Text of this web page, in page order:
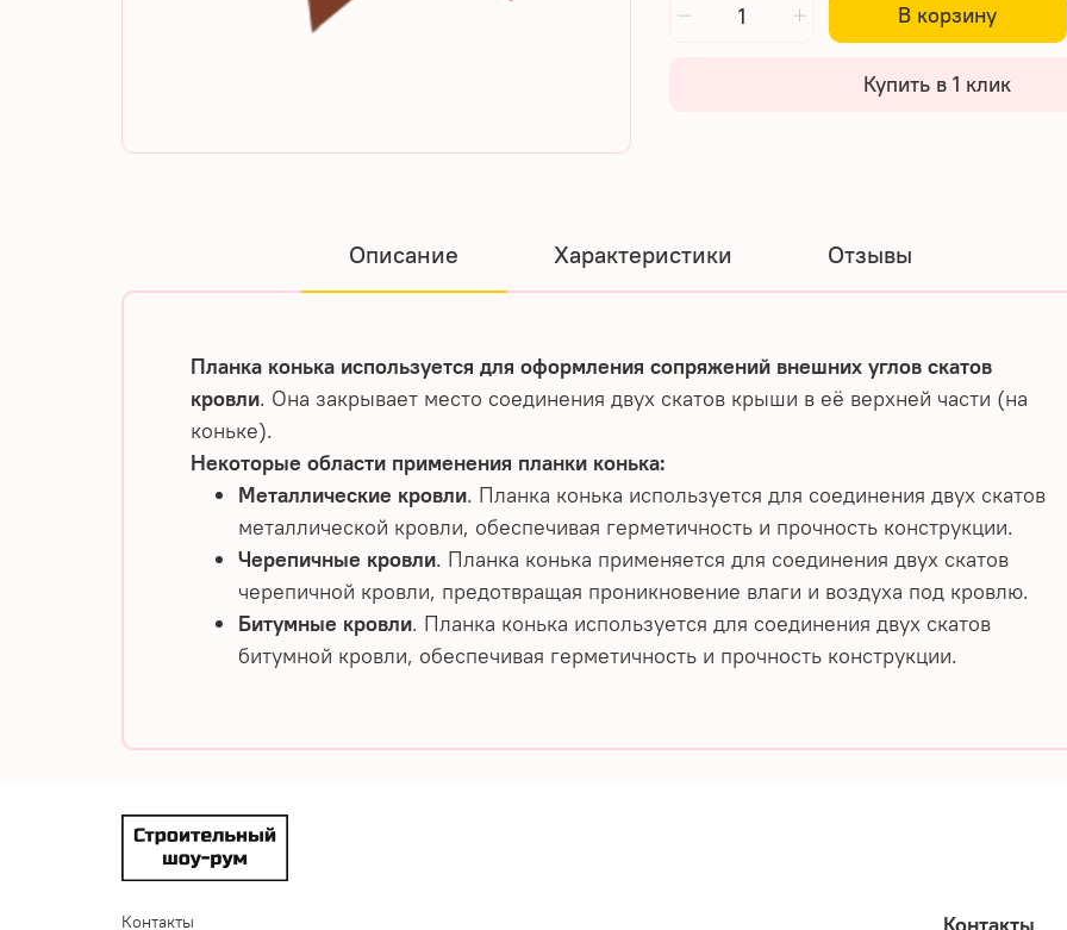
В корзину
Купить в 1 клик
Описание Характеристики Отзывы
Планка конька используется для оформления сопряжений внешних углов скатов
кровли. Она закрывает место соединения двух скатов крыши в её верхней части (на
коньке).
Некоторые области применения планки конька:
Металлические кровли. Планка конька используется для соединения двух скатов
металлической кровли, обеспечивая герметичность и прочность конструкции.
Черепичные кровли. Планка конька применяется для соединения двух скатов
черепичной кровли, предотвращая проникновение влаги и воздуха под кровлю.
Битумные кровли. Планка конька используется для соединения двух скатов
битумной кровли, обеспечивая герметичность и прочность конструкции.
Контакты